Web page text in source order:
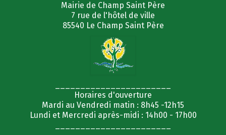
Mairie de Champ Saint Père
7 rue de l'hôtel de ville
85540 Le Champ Saint Père
Horaires d'ouverture
Mardi au Vendredi matin : 8h45 -12h15
Lundi et Mercredi après-midi : 14h00 - 17h00